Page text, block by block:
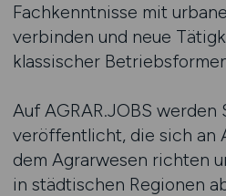
Fachkenntnisse mit
verbinden und neue
klassischer
Auf AGRAR.JOBS werden
veröffentlicht, die sich an
dem Agrarwesen richten
in städtischen Regionen